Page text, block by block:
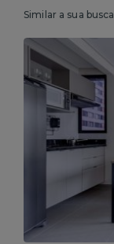
Similar a sua busca